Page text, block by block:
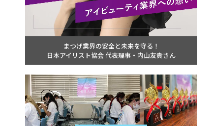
まつげ業界の安全と未来を守る！
日本アイリスト協会 代表理事・内山友貴さん